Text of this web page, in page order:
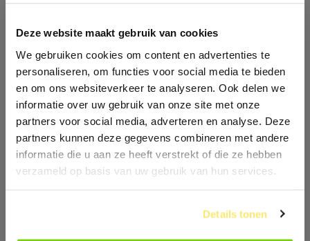
Deze website maakt gebruik van cookies
We gebruiken cookies om content en advertenties te
personaliseren, om functies voor social media te bieden
en om ons websiteverkeer te analyseren. Ook delen we
informatie over uw gebruik van onze site met onze
partners voor social media, adverteren en analyse. Deze
partners kunnen deze gegevens combineren met andere
informatie die u aan ze heeft verstrekt of die ze hebben
verzameld op basis van uw gebruik van hun services.
Details tonen